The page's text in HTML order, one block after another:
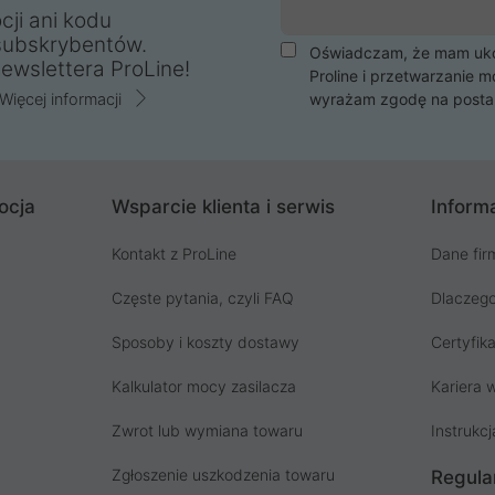
ani kodu
ProLine!
Więcej informacji
Oświadczam, że mam
Proline i przetwarzanie
wyrażam zgodę na
Wsparcie klienta i serwis
Kontakt z ProLine
Częste pytania, czyli FAQ
Sposoby i koszty dostawy
Kalkulator mocy zasilacza
Zwrot lub wymiana towaru
Zgłoszenie uszkodzenia towaru
Dane
Kariera